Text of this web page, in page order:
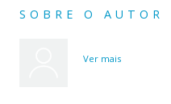
SOBRE O AUTOR
Ver mais